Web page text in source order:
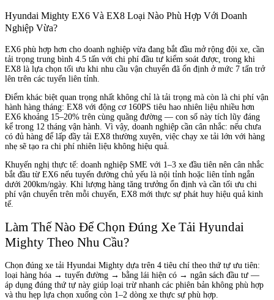
Hyundai Mighty EX6 Và EX8 Loại Nào Phù Hợp Với Doanh
Nghiệp Vừa?
EX6 phù hợp hơn cho doanh nghiệp vừa đang bắt đầu mở rộng đội xe, cần
tải trọng trung bình 4.5 tấn với chi phí đầu tư kiểm soát được, trong khi
EX8 là lựa chọn tối ưu khi nhu cầu vận chuyển đã ổn định ở mức 7 tấn trở
lên trên các tuyến liên tỉnh.
Điểm khác biệt quan trọng nhất không chỉ là tải trọng mà còn là chi phí vận
hành hàng tháng: EX8 với động cơ 160PS tiêu hao nhiên liệu nhiều hơn
EX6 khoảng 15–20% trên cùng quãng đường — con số này tích lũy đáng
kể trong 12 tháng vận hành. Vì vậy, doanh nghiệp cần cân nhắc: nếu chưa
có đủ hàng để lấp đầy tải EX8 thường xuyên, việc chạy xe tải lớn với hàng
nhẹ sẽ tạo ra chi phí nhiên liệu không hiệu quả.
Khuyến nghị thực tế: doanh nghiệp SME với 1–3 xe đầu tiên nên cân nhắc
bắt đầu từ EX6 nếu tuyến đường chủ yếu là nội tỉnh hoặc liên tỉnh ngắn
dưới 200km/ngày. Khi lượng hàng tăng trưởng ổn định và cần tối ưu chi
phí vận chuyển trên mỗi chuyến, EX8 mới thực sự phát huy hiệu quả kinh
tế.
Làm Thế Nào Để Chọn Đúng Xe Tải Hyundai
Mighty Theo Nhu Cầu?
Chọn đúng xe tải Hyundai Mighty dựa trên 4 tiêu chí theo thứ tự ưu tiên:
loại hàng hóa → tuyến đường → bằng lái hiện có → ngân sách đầu tư —
áp dụng đúng thứ tự này giúp loại trừ nhanh các phiên bản không phù hợp
và thu hẹp lựa chọn xuống còn 1–2 dòng xe thực sự phù hợp.